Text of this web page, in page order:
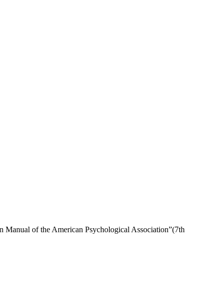
of the American Psychological Association”(7th